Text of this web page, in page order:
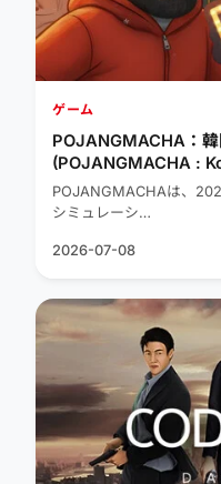
ゲーム
POJANGMACHA：
(POJANGMACHA :
Management
POJANGMACHAは、
シミュレーシ…
2026-07-08